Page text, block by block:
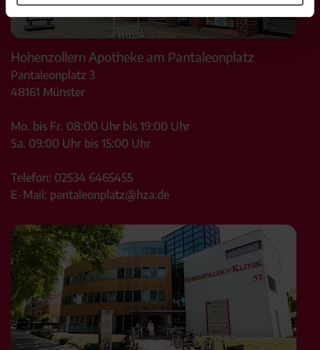
Hohenzollern Apotheke am Pantaleonplatz
Pantaleonplatz 3
48161 Münster
Mo. bis Fr. 08:00 Uhr bis 19:00 Uhr
Sa. 09:00 Uhr bis 15:00 Uhr
Telefon: 02534 6465455
E-Mail: pantaleonplatz@hza.de